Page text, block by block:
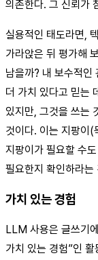
의존한다. 그 신뢰가
실용적인 태도라면,
가라앉은 뒤 평가해
남을까? 내 보수적인
더 가치 있다고 믿는
있지만, 그것을 쓰는
것이다. 이는 지팡이
지팡이가 필요할 수
필요한지 확인하라는
가치 있는 경험
LLM 사용은 글쓰기
가치 있는 경험”인